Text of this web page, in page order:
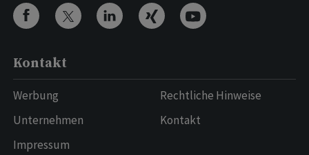
Kontakt
Werbung
Unternehmen
Impressum
Rechtliche Hinweise
Kontakt